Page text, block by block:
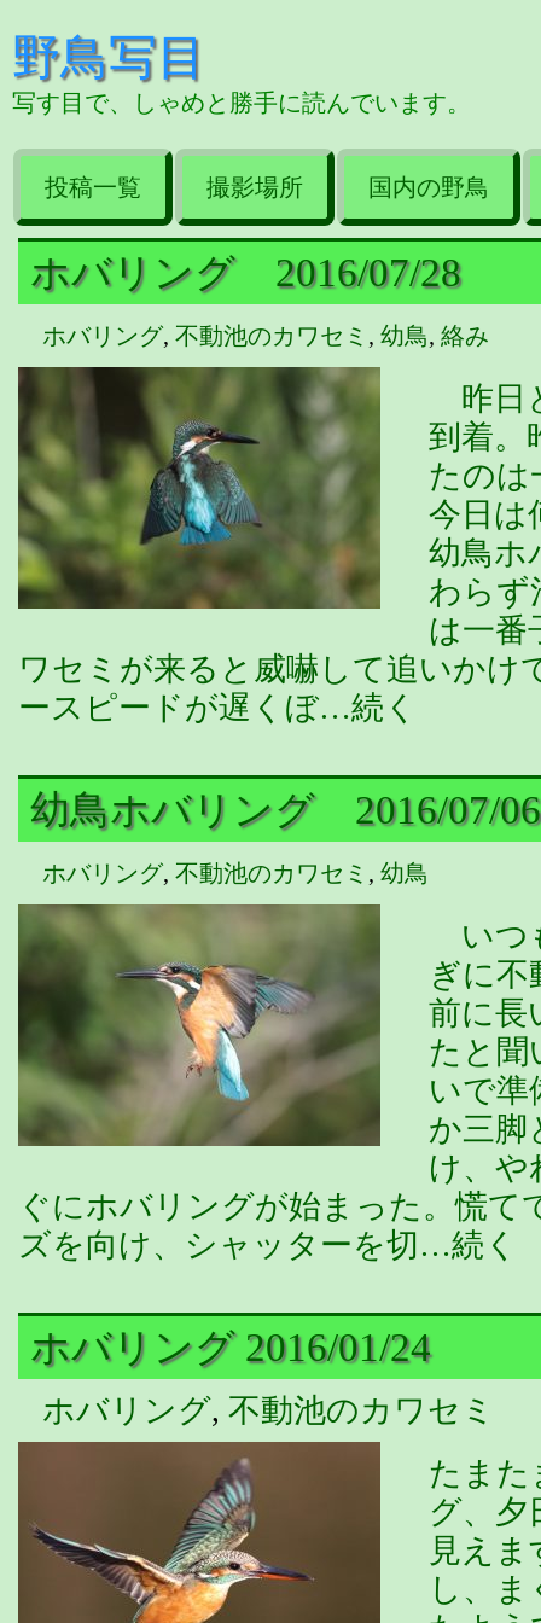
野鳥写目
写す目で、しゃめと勝手に読んでいます。
投稿一覧 撮影場所 国内の野鳥
ホバリング 2016/07/28
ホバリング, 不動池のカワセミ , 幼鳥, 絡み
昨日
到着。
たのは
今日は
幼鳥
わらず
は一番
ワセミが来ると威嚇して追いか
ースピードが遅くぼ…続く
幼鳥ホバリング 2016/07/06
ホバリング, 不動池のカワセミ , 幼鳥
いつ
ぎに不
前に長
たと聞
いで
か三脚
け、や
ぐにホバリングが始まった。慌て
ズを向け、シャッターを切…続く
ホバリング 2016/01/24
ホバリング, 不動池のカワセミ
たまた
グ、夕
見え
し、